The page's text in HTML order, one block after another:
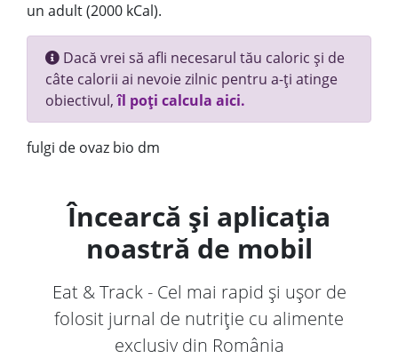
un adult (2000 kCal).
Dacă vrei să afli necesarul tău caloric și de
câte calorii ai nevoie zilnic pentru a-ți atinge
obiectivul,îl poți calcula aici.
fulgi de ovaz bio dm
Încearcă și aplicația
noastră de mobil
Eat & Track - Cel mai rapid și ușor de
folosit jurnal de nutriție cu alimente
exclusiv din România